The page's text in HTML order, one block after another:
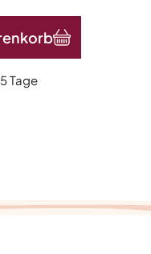
gewünschten
Tage